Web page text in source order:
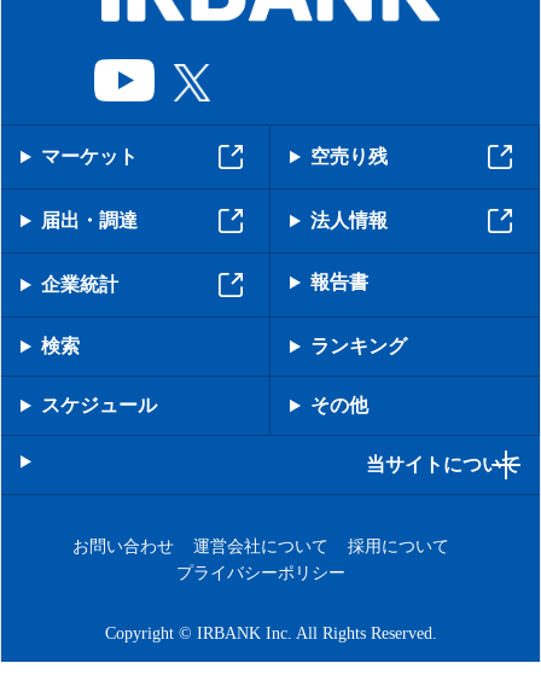
マーケット 空売り残
届出・調達 法人情報
企業統計 報告書
検索 ランキング
スケジュール その他
当サイトについて
お問い合わせ 運営会社について
採用について
プライバシーポリシー
Copyright © IRBANK Inc. All Rights Reserved.